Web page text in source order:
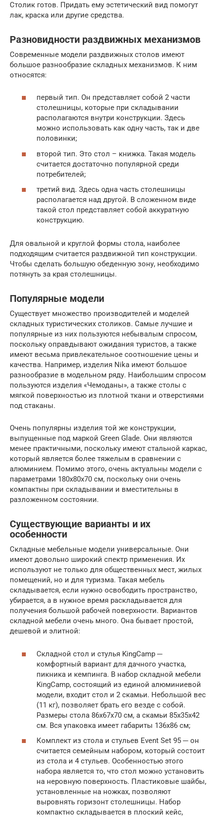
Столик готов. Придать ему эстетический вид помогут
лак, краска или другие средства.
Разновидности раздвижных механизмов
Современные модели раздвижных столов имеют
большое разнообразие складных механизмов. К ним
относятся:
первый тип. Он представляет собой 2 части
столешницы, которые при складывании
располагаются внутри конструкции. Здесь
можно использовать как одну часть, так и две
половинки;
второй тип. Это стол – книжка. Такая модель
считается достаточно популярной среди
потребителей;
третий вид. Здесь одна часть столешницы
располагается над другой. В сложенном виде
такой стол представляет собой аккуратную
конструкцию.
Для овальной и круглой формы стола, наиболее
подходящим считается раздвижной тип конструкции.
Чтобы сделать большую обеденную зону, необходимо
потянуть за края столешницы.
Популярные модели
Существует множество производителей и моделей
складных туристических столиков. Самые лучшие и
популярные из них пользуются небывалым спросом,
поскольку оправдывают ожидания туристов, а также
имеют весьма привлекательное соотношение цены и
качества. Например, изделия Nika имеют большое
разнообразие в модельном ряду. Наибольшим спросом
пользуются изделия «Чемоданы», а также столы с
мягкой поверхностью из плотной ткани и отверстиями
под стаканы.
Очень популярны изделия той же конструкции,
выпущенные под маркой Green Glade. Они являются
менее практичными, поскольку имеют стальной каркас,
который является более тяжелым в сравнении с
алюминием. Помимо этого, очень актуальны модели с
параметрами 180х80х70 см, поскольку они очень
компактны при складывании и вместительны в
разложенном состоянии.
Существующие варианты и их
особенности
Складные мебельные модели универсальные. Они
имеют довольно широкий спектр применения. Их
используют не только для общественных мест, жилых
помещений, но и для туризма. Такая мебель
складывается, если нужно освободить пространство,
убирается, а в нужное время раскладывается для
получения большой рабочей поверхности. Вариантов
складной мебели очень много. Она бывает простой,
дешевой и элитной:
Складной стол и стулья KingCamp ─
комфортный вариант для дачного участка,
пикника и кемпинга. В набор складной мебели
KingCamp, состоящий из единой алюминиевой
модели, входит стол и 2 скамьи. Небольшой вес
(11 кг), позволяет брать его везде с собой.
Размеры стола 86х67х70 см, а скамьи 85х35х42
см. Вся упаковка имеет габариты 136х86 см;
Комплект из стола и стульев Event Set 95 ─ он
считается семейным набором, который состоит
из стола и 4 стульев. Особенностью этого
набора является то, что стол можно установить
на неровную поверхность. Пластиковые шайбы,
установленные на ножках, позволяют
выровнять горизонт столешницы. Набор
компактно складывается в плоский кейс,